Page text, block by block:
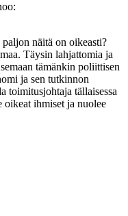
näitä on oikeasti?
Täysin lahjattomia ja
tämänkin poliittisen
ja sen tutkinnon
toimitusjohtaja tällaisessa
ihmiset ja nuolee